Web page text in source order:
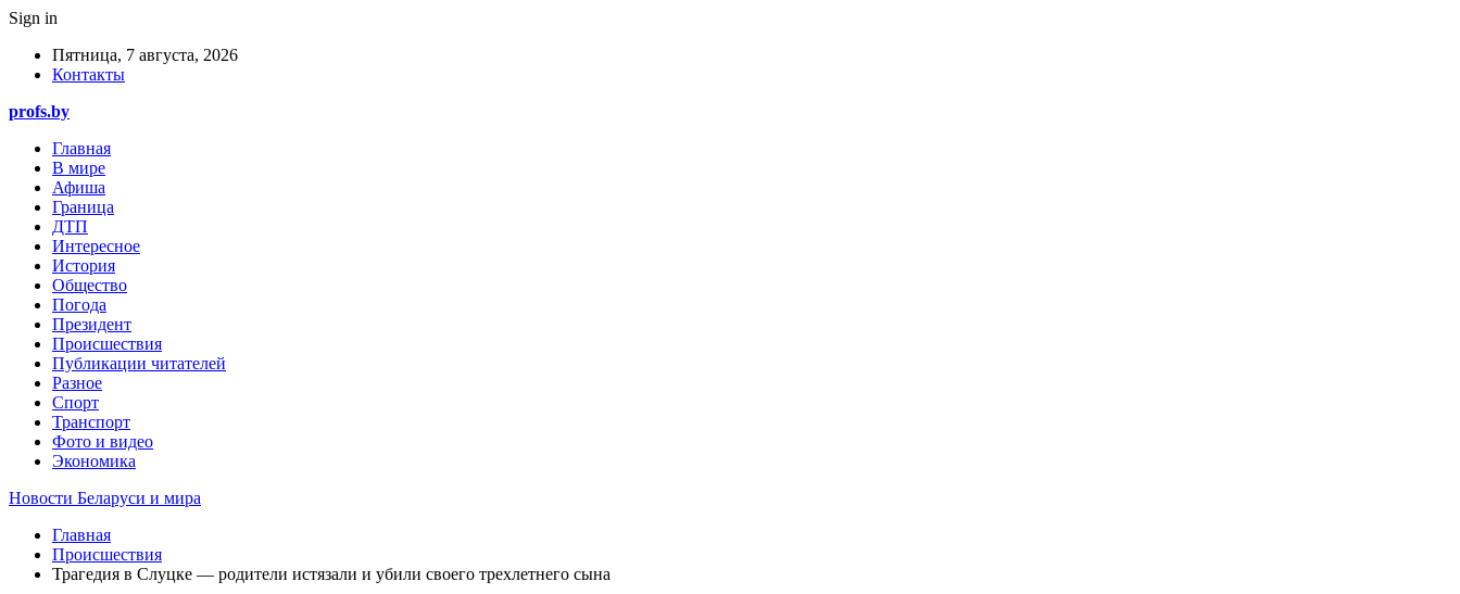
Sign in
Пятница, 7 августа, 2026
Контакты
profs.by
Главная
В мире
Афиша
Граница
ДТП
Интересное
История
Общество
Погода
Президент
Происшествия
Публикации читателей
Разное
Спорт
Транспорт
Фото и видео
Экономика
Новости Беларуси и мира
Главная
Происшествия
Трагедия в Слуцке — родители истязали и убили своего трехлетнего сына